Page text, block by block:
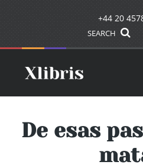
+44 20
SEARCH
De esas